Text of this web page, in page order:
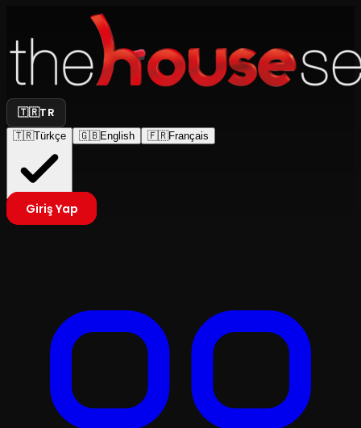
🇹🇷TR
🇹🇷Türkçe 🇬🇧English 🇫🇷Français
Giriş Yap